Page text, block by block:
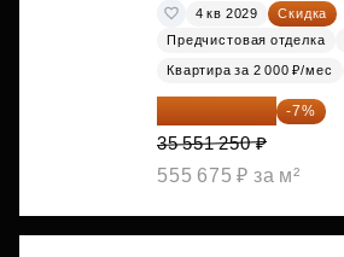
4 кв 2029
Скидка
Предчистовая отделка
Квартира за 2 000 ₽/мес
33 062 663 ₽ -7%
35 551 250 ₽
555 675 ₽ за м²